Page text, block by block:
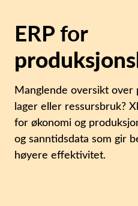
ERP for
Manglende oversikt over
lager eller ressursbruk?
for økonomi og
og sanntidsdata som gir
høyere effektivitet.